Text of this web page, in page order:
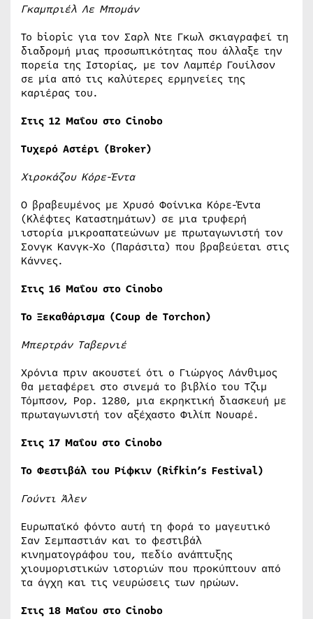
Γκαμπριέλ Λε Μπομάν
Το biopic για τον Σαρλ Ντε Γκωλ σκιαγραφεί τη
διαδρομή μιας προσωπικότητας που άλλαξε την
πορεία της Ιστορίας, με τον Λαμπέρ Γουίλσον
σε μία από τις καλύτερες ερμηνείες της
καριέρας του.
Στις 12 Μαΐου στο Cinobo
Τυχερό Αστέρι (Broker)
Χιροκάζου Κόρε-Έντα
Ο βραβευμένος με Χρυσό Φοίνικα Κόρε-Έντα
(Κλέφτες Καταστημάτων) σε μια τρυφερή
ιστορία μικροαπατεώνων με πρωταγωνιστή τον
Σονγκ Κανγκ-Χο (Παράσιτα) που βραβεύεται στις
Κάννες.
Στις 16 Μαΐου στο Cinobo
Το Ξεκαθάρισμα (Coup de Torchon)
Μπερτράν Ταβερνιέ
Χρόνια πριν ακουστεί ότι ο Γιώργος Λάνθιμος
θα μεταφέρει στο σινεμά το βιβλίο του Τζιμ
Τόμπσον, Pop. 1280, μια εκρηκτική διασκευή με
πρωταγωνιστή τον αξέχαστο Φιλίπ Νουαρέ.
Στις 17 Μαΐου στο Cinobo
Το Φεστιβάλ του Ρίφκιν (Rifkin’s Festival)
Γούντι Άλεν
Ευρωπαϊκό φόντο αυτή τη φορά το μαγευτικό
Σαν Σεμπαστιάν και το φεστιβάλ
κινηματογράφου του, πεδίο ανάπτυξης
χιουμοριστικών ιστοριών που προκύπτουν από
τα άγχη και τις νευρώσεις των ηρώων.
Στις 18 Μαΐου στο Cinobo